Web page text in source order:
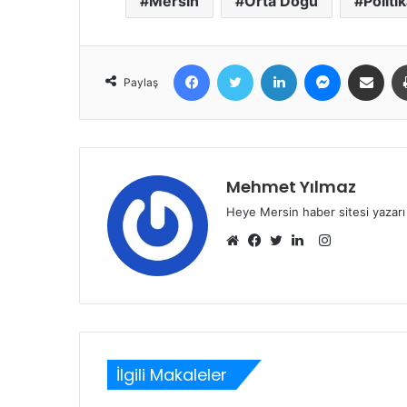
Paylaş
FacebookTwitter LinkedIn Messenger
E-Posta
Mehmet Yılmaz
Heye Mersin haber sitesi yazarı
Instagram
İlgili Makaleler